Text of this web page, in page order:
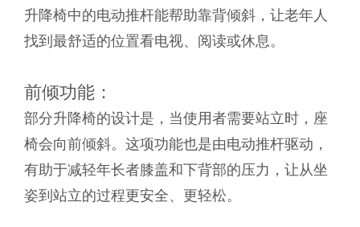
升降椅中的电动推杆能帮助靠背倾斜，让老年人
找到最舒适的位置看电视、阅读或休息。
前倾功能：
部分升降椅的设计是，当使用者需要站立时，座
椅会向前倾斜。这项功能也是由电动推杆驱动，
有助于减轻年长者膝盖和下背部的压力，让从坐
姿到站立的过程更安全、更轻松。